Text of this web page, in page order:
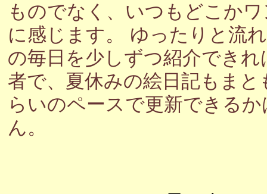
ものでなく、いつもどこか
に感じます。 ゆったりと流
の毎日を少しずつ紹介でき
者で、夏休みの絵日記もま
らいのペースで更新できる
ん。